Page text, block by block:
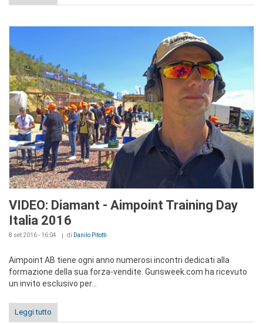
VIDEO: Diamant - Aimpoint Training Day
Italia 2016
8 set 2016 - 16:04 di Danilo Pitotti
Aimpoint AB tiene ogni anno numerosi incontri dedicati alla
formazione della sua forza-vendite. Gunsweek.com ha ricevuto
un invito esclusivo per...
Leggi tutto